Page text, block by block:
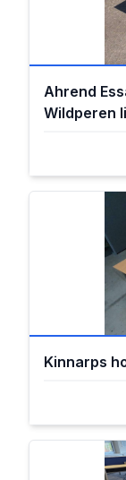
Ahrend
Wildperen
Kinnarps